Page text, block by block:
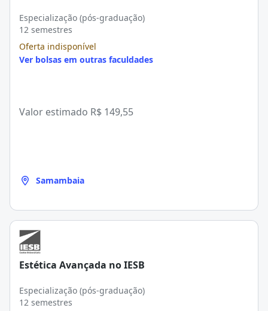
Especialização (pós-graduação)
12 semestres
Oferta indisponível
Ver bolsas em outras faculdades
Valor estimado R$ 149,55
Samambaia
Estética Avançada no IESB
Especialização (pós-graduação)
12 semestres